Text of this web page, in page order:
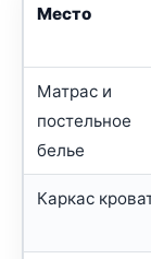
Место
Матрас и
постельное
белье
Каркас